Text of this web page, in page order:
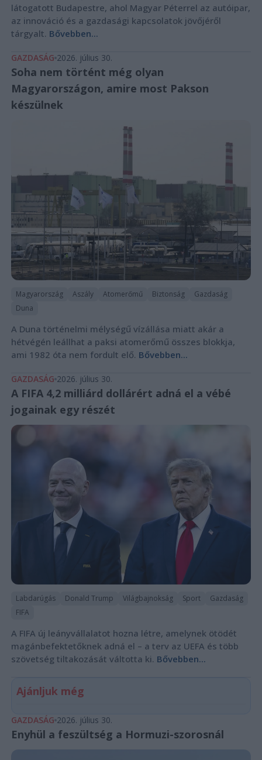
látogatott Budapestre, ahol Magyar Péterrel az autóipar,
az innováció és a gazdasági kapcsolatok jövőjéről
tárgyalt. Bővebben...
GAZDASÁG 2026. július 30.
Soha nem történt még olyan
Magyarországon, amire most Pakson
készülnek
Magyarország Aszály Atomerőmű Biztonság
Gazdaság
Duna
A Duna történelmi mélységű vízállása miatt akár a
hétvégén leállhat a paksi atomerőmű összes blokkja,
ami 1982 óta nem fordult elő. Bővebben...
GAZDASÁG 2026. július 30.
A FIFA 4,2 milliárd dollárért adná el a vébé
jogainak egy részét
Labdarúgás Donald Trump Világbajnokság Sport
Gazdaság
FIFA
A FIFA új leányvállalatot hozna létre, amelynek ötödét
magánbefektetőknek adná el – a terv az UEFA és több
szövetség tiltakozását váltotta ki. Bővebben...
Ajánljuk még
GAZDASÁG 2026. július 30.
Enyhül a feszültség a Hormuzi-szorosnál